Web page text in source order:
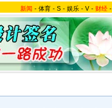
新闻 - 体育 - S - 娱乐 - V - 财经 -